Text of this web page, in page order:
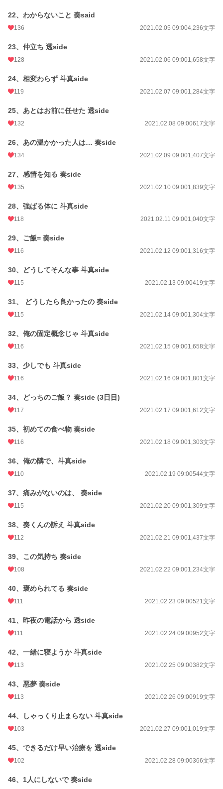
22、わからないこと 奏said
136 2021.02.05 09:004,236文字
23、仲立ち 透side
128 2021.02.06 09:001,658文字
24、相変わらず 斗真side
119 2021.02.07 09:001,284文字
25、あとはお前に任せた 透side
132 2021.02.08 09:00617文字
26、あの温かかった人は… 奏side
134 2021.02.09 09:001,407文字
27、感情を知る 奏side
135 2021.02.10 09:001,839文字
28、強ばる体に 斗真side
118 2021.02.11 09:001,040文字
29、ご飯= 奏side
116 2021.02.12 09:001,316文字
30、どうしてそんな事 斗真side
115 2021.02.13 09:00419文字
31、 どうしたら良かったの 奏side
115 2021.02.14 09:001,304文字
32、俺の固定概念じゃ 斗真side
116 2021.02.15 09:001,658文字
33、少しでも 斗真side
116 2021.02.16 09:001,801文字
34、どっちのご飯？ 奏side (3日目)
117 2021.02.17 09:001,612文字
35、初めての食べ物 奏side
116 2021.02.18 09:001,303文字
36、俺の隣で、斗真side
110 2021.02.19 09:00544文字
37、痛みがないのは、 奏side
115 2021.02.20 09:001,309文字
38、奏くんの訴え 斗真side
112 2021.02.21 09:001,437文字
39、この気持ち 奏side
108 2021.02.22 09:001,234文字
40、褒められてる 奏side
111 2021.02.23 09:00521文字
41、昨夜の電話から 透side
111 2021.02.24 09:00952文字
42、一緒に寝ようか 斗真side
113 2021.02.25 09:00382文字
43、悪夢 奏side
113 2021.02.26 09:00919文字
44、しゃっくり止まらない 斗真side
103 2021.02.27 09:001,019文字
45、できるだけ早い治療を 透side
102 2021.02.28 09:00366文字
46、1人にしないで 奏side